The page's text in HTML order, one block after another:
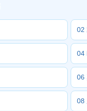
02
04
06
08